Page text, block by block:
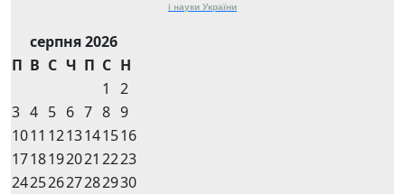
і науки України
серпня 2026
П В С Ч П С Н
1
2
3 4 5 6 7 8 9
1011 1213141516
1718192021 2223
24252627282930